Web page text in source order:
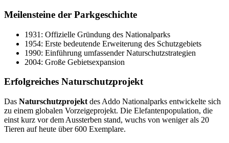
Meilensteine der Parkgeschichte
1931: Offizielle Gründung des Nationalparks
1954: Erste bedeutende Erweiterung des Schutzgebiets
1990: Einführung umfassender Naturschutzstrategien
2004: Große Gebietsexpansion
Erfolgreiches Naturschutzprojekt
Das Naturschutzprojekt des Addo Nationalparks entwickelte sich
zu einem globalen Vorzeigeprojekt. Die Elefantenpopulation, die
einst kurz vor dem Aussterben stand, wuchs von weniger als 20
Tieren auf heute über 600 Exemplare.